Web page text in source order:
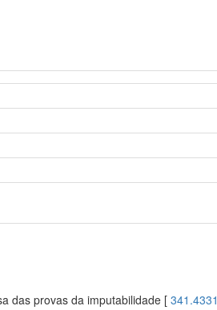
das provas da imputabilidade [341.4331